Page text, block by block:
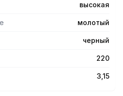
высокая
молотый
черный
220
3,15